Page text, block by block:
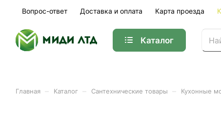
Вопрос-ответ Доставка и оплата Карта проезда
Каталог
Главная Каталог Сантехнические товары Кухонные